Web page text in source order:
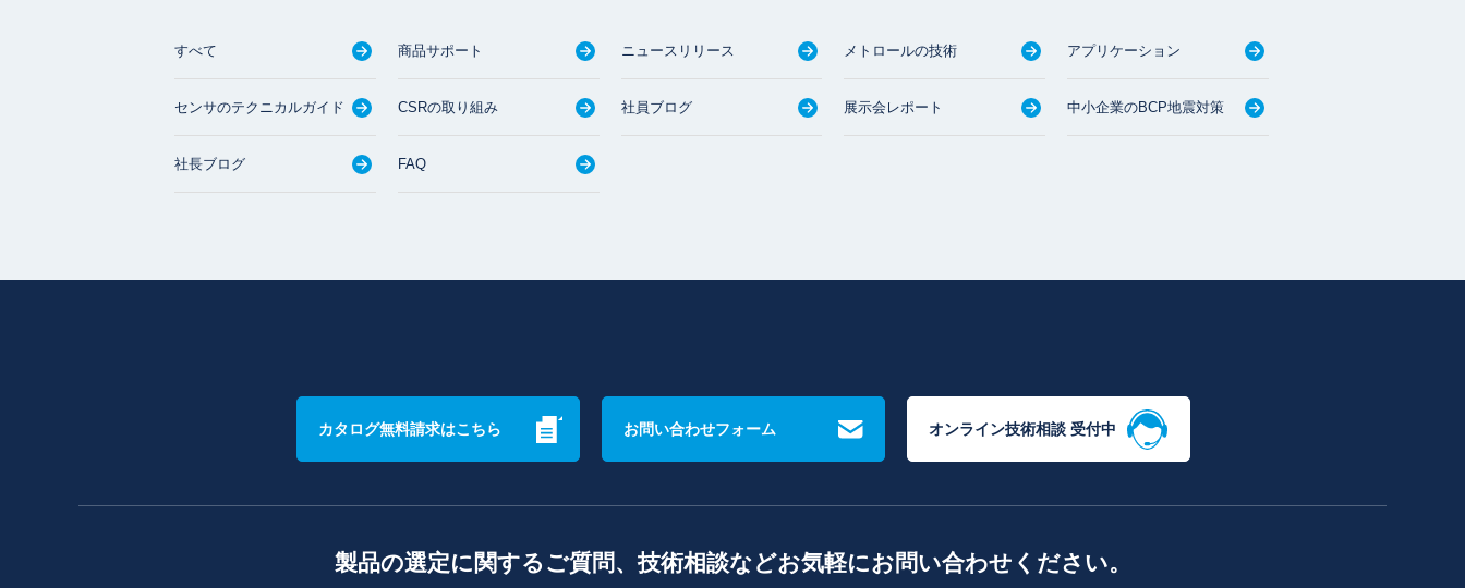
すべて 商品サポート ニュースリリース メトロールの技術 アプリケーション
センサのテクニカルガイド CSRの取り組み 社員ブログ 展示会レポート 中小企業のBCP地震対策
社長ブログ FAQ
カタログ無料請求はこちら お問い合わせフォーム オンライン技術相談 受付中
製品の選定に関するご質問、技術相談などお気軽にお問い合わせください。